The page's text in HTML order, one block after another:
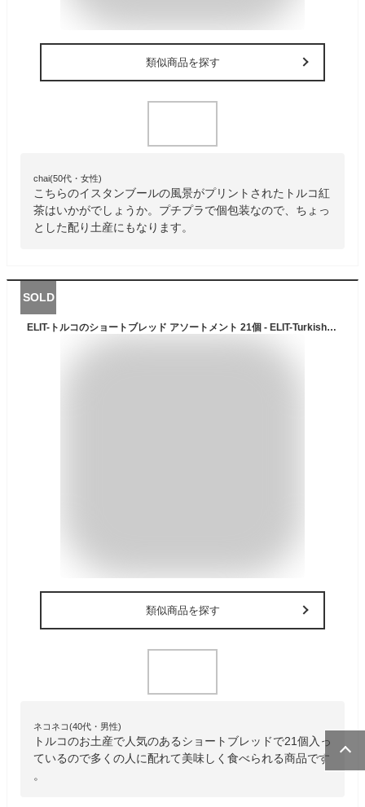
類似商品を探す
chai(50代・女性)
こちらのイスタンブールの風景がプリントされたトルコ紅
茶はいかがでしょうか。プチプラで個包装なので、ちょっ
とした配り土産にもなります。
SOLD
ELIT-トルコのショートブレッド アソートメント 21個 - ELIT-Turkish Shortbread Assortment 21 Pieces
類似商品を探す
ネコネコ(40代・男性)
トルコのお土産で人気のあるショートブレッドで21個入っ
ているので多くの人に配れて美味しく食べられる商品です
。